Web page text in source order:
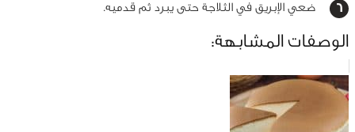
ضعي الإبريق في الثلاجة حتى يبرد ثم قدميه.
الوصفات المشابهة: